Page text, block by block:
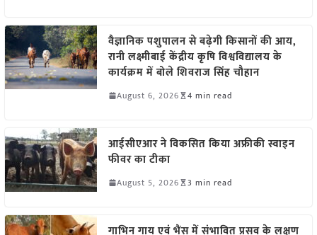
वैज्ञानिक पशुपालन से बढ़ेगी किसानों की आय,
रानी लक्ष्मीबाई केंद्रीय कृषि विश्वविद्यालय के
कार्यक्रम में बोले शिवराज सिंह चौहान
August 6, 2026 4 min read
आईसीएआर ने विकसित किया अफ्रीकी स्वाइन
फीवर का टीका
August 5, 2026 3 min read
गाभिन गाय एवं भैंस में संभावित प्रसव के लक्षण